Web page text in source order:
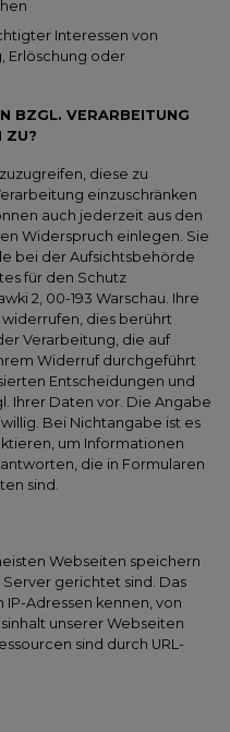
Interessen von
Erlöschung oder
BZGL. VERARBEITUNG
ZU?
diese zu
einzuschränken
auch jederzeit aus den
Widerspruch einlegen. Sie
bei der Aufsichtsbehörde
für den Schutz
2, 00-193 Warschau. Ihre
dies berührt
Verarbeitung, die auf
Widerruf durchgeführt
Entscheidungen und
Ihrer Daten vor. Die Angabe
Bei Nichtangabe ist es
um Informationen
die in Formularen
sind.
Webseiten speichern
Server gerichtet sind. Das
Adressen kennen, von
unserer Webseiten
sind durch URL-